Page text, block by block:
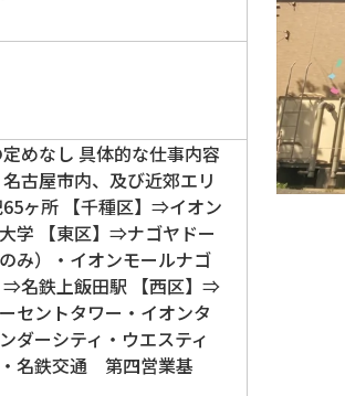
定めなし 具体的な仕事内容
名古屋市内、及び近郊エリ
ヶ所 【千種区】⇒イオン
学 【東区】⇒ナゴヤドー
み）・イオンモールナゴ
⇒名鉄上飯田駅 【西区】⇒
セントタワー・イオンタ
ダーシティ・ウエスティ
名鉄交通 第四営業基